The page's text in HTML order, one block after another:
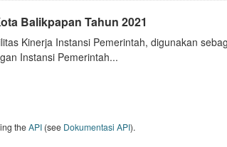
Balikpapan Tahun 2021
Kinerja Instansi Pemerintah, digunakan
Instansi Pemerintah...
theAPI(see Dokumentasi API).